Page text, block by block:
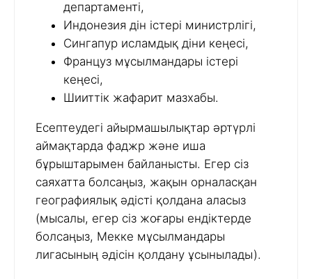
департаменті,
Индонезия дін істері министрлігі,
Сингапур исламдық діни кеңесі,
Француз мұсылмандары істері
кеңесі,
Шииттік жафарит мазхабы.
Есептеудегі айырмашылықтар әртүрлі
аймақтарда фаджр және иша
бұрыштарымен байланысты. Егер сіз
саяхатта болсаңыз, жақын орналасқан
географиялық әдісті қолдана аласыз
(мысалы, егер сіз жоғары ендіктерде
болсаңыз, Мекке мұсылмандары
лигасының әдісін қолдану ұсынылады).